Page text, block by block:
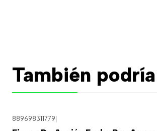
También
889698311779